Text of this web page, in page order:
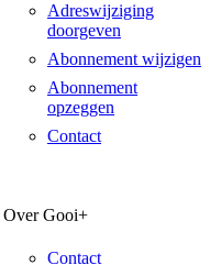
Adreswijziging
doorgeven
Abonnement wijzigen
Abonnement
opzeggen
Contact
Over Gooi+
Contact